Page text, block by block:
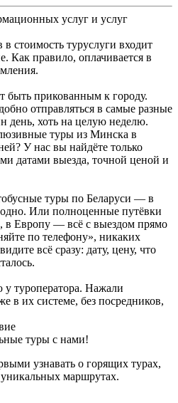
услуг и услуг
стоимость туруслуги входит
Как правило, оплачивается в
прикованным к городу.
отправляться в самые разные
день, хоть на целую неделю.
туры из Минска в
У нас вы найдёте только
датами выезда, точной ценой и
туры по Беларуси — в
Или полноценные путёвки
в Европу — всё с выездом прямо
по телефону», никаких
всё сразу: дату, цену, что
туроператора. Нажали
в их системе, без посредников,
туры с нами!
узнавать о горящих турах,
маршрутах.